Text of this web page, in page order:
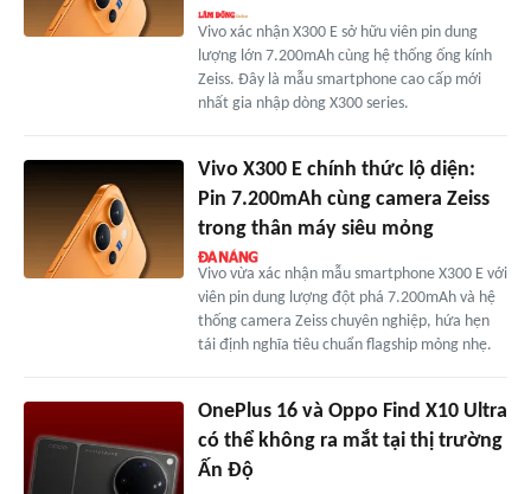
Vivo xác nhận X300 E sở hữu viên pin dung
lượng lớn 7.200mAh cùng hệ thống ống kính
Zeiss. Đây là mẫu smartphone cao cấp mới
nhất gia nhập dòng X300 series.
Vivo X300 E chính thức lộ diện:
Pin 7.200mAh cùng camera Zeiss
trong thân máy siêu mỏng
Vivo vừa xác nhận mẫu smartphone X300 E với
viên pin dung lượng đột phá 7.200mAh và hệ
thống camera Zeiss chuyên nghiệp, hứa hẹn
tái định nghĩa tiêu chuẩn flagship mỏng nhẹ.
OnePlus 16 và Oppo Find X10 Ultra
có thể không ra mắt tại thị trường
Ấn Độ